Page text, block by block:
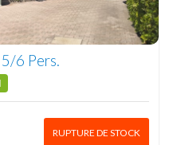
6 Pers.
RUPTURE DE STOCK